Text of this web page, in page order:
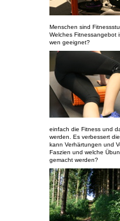
Menschen sind
Welches Fitnessangebot
wen geeignet?
einfach die Fitness und
werden. Es verbessert
kann Verhärtungen und
Faszien und welche
gemacht werden?